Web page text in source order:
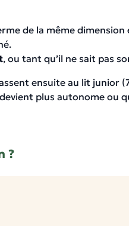
de la même
, ou tant qu’il ne sait pas
ensuite au lit junior
plus autonome ou
?